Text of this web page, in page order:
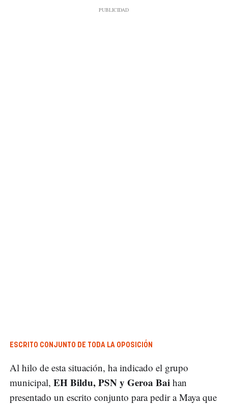
ESCRITO CONJUNTO DE TODA LA OPOSICIÓN
Al hilo de esta situación, ha indicado el grupo
municipal, EH Bildu, PSN y Geroa Bai han
presentado un escrito conjunto para pedir a Maya que